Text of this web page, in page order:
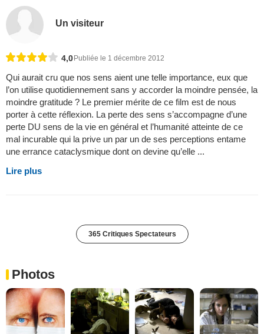
Un visiteur
4,0 Publiée le 1 décembre 2012
Qui aurait cru que nos sens aient une telle importance, eux que
l’on utilise quotidiennement sans y accorder la moindre pensée, la
moindre gratitude ? Le premier mérite de ce film est de nous
porter à cette réflexion. La perte des sens s’accompagne d’une
perte DU sens de la vie en général et l’humanité atteinte de ce
mal incurable qui la prive un par un de ses perceptions entame
une errance cataclysmique dont on devine qu’elle ...
Lire plus
365 Critiques Spectateurs
Photos